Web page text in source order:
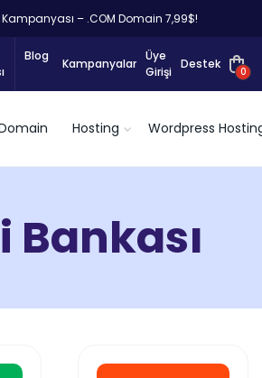
Kampanyası – .COM Domain 7,99$!
Blog
Kampanyalar
Üye
Girişi
Destek
0
Hosting Wordpress
Bankası